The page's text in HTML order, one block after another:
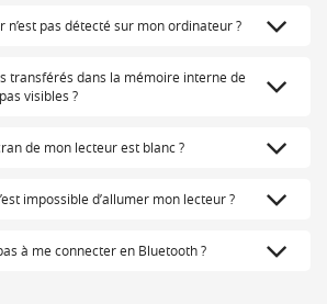
n’est pas détecté sur mon ordinateur ?
transférés dans la mémoire interne de
visibles ?
de mon lecteur est blanc ?
impossible d’allumer mon lecteur ?
à me connecter en Bluetooth ?